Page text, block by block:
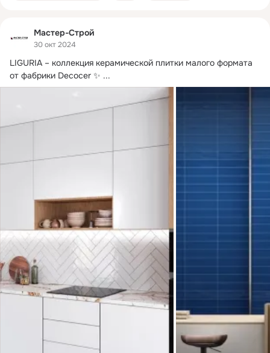
Мастер-Строй
30 окт 2024
LIGURIA – коллекция керамической плитки малого формата
от фабрики Decocer ✨ ...